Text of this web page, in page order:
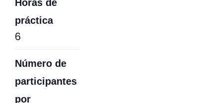
Horas de
práctica
6
Número de
participantes
por